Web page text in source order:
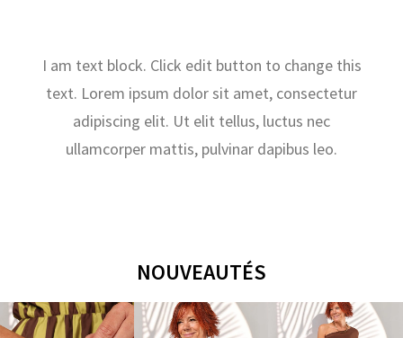
I am text block. Click edit button to change this
text. Lorem ipsum dolor sit amet, consectetur
adipiscing elit. Ut elit tellus, luctus nec
ullamcorper mattis, pulvinar dapibus leo.
NOUVEAUTÉS